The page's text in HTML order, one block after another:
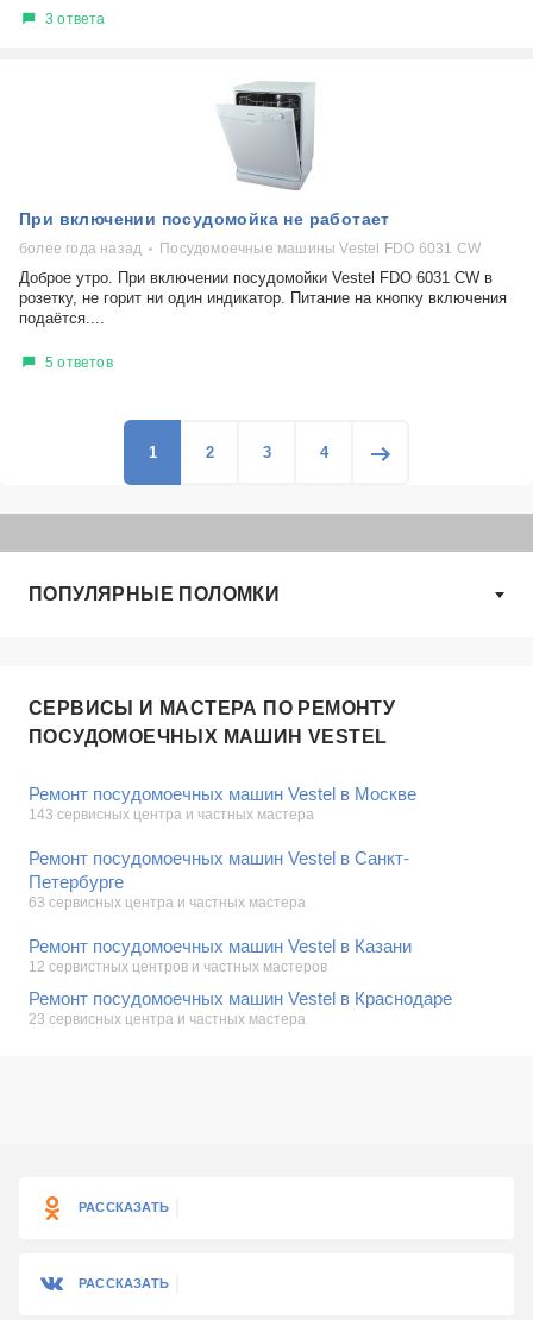
3 ответа
При включении посудомойка не работает
более года назад Посудомоечные машины Vestel FDO 6031 CW
Доброе утро. При включении посудомойки Vestel FDO 6031 CW в
розетку, не горит ни один индикатор. Питание на кнопку включения
подаётся....
5 ответов
1 2 3 4
ПОПУЛЯРНЫЕ ПОЛОМКИ
СЕРВИСЫ И МАСТЕРА ПО РЕМОНТУ
ПОСУДОМОЕЧНЫХ МАШИН VESTEL
Ремонт посудомоечных машин Vestel в Москве
143 сервисных центра и частных мастера
Ремонт посудомоечных машин Vestel в Санкт-
Петербурге
63 сервисных центра и частных мастера
Ремонт посудомоечных машин Vestel в Казани
12 сервистных центров и частных мастеров
Ремонт посудомоечных машин Vestel в Краснодаре
23 сервисных центра и частных мастера
РАССКАЗАТЬ
РАССКАЗАТЬ